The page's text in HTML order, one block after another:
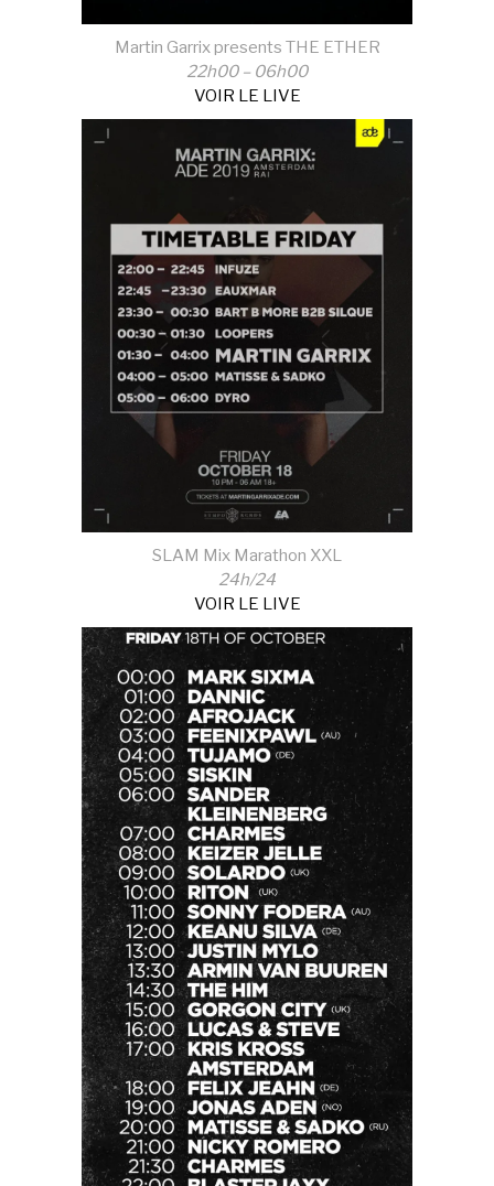
Martin Garrix presents THE ETHER
22h00 – 06h00
VOIR LE LIVE
SLAM Mix Marathon XXL
24h/24
VOIR LE LIVE